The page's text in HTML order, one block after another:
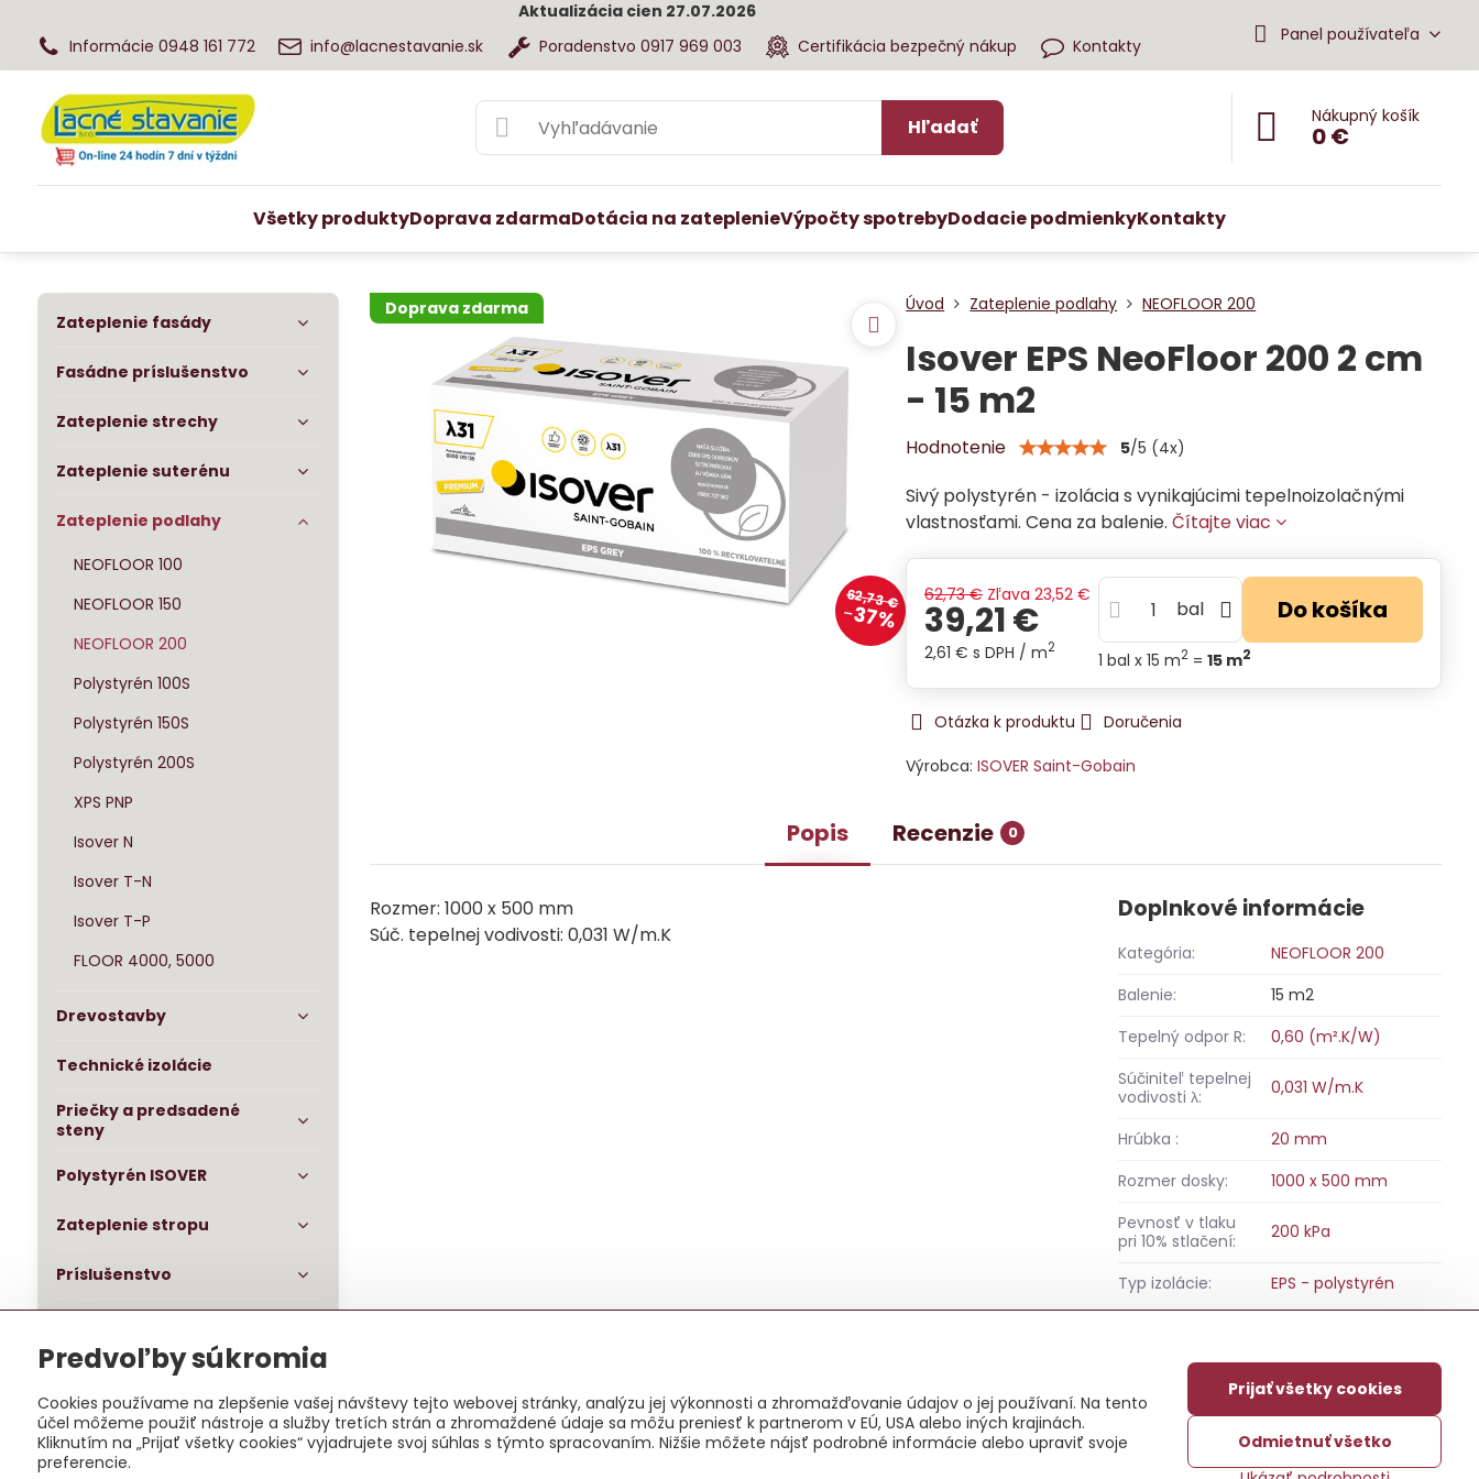
Aktualizácia cien 27.07.2026
Informácie 0948 161 772
info@lacnestavanie.sk Poradenstvo 0917 969 003 Certifikácia bezpečný nákup Kontakty
Panel používateľa
Hľadať Nákupný košík
0 €
Všetky produktyDoprava zdarmaDotácia na zateplenieVýpočty spotrebyDodacie podmienkyKontakty
Doprava zdarma
62,73 €
37%
Úvod Zateplenie podlahy NEOFLOOR 200
Isover EPS NeoFloor 200 2 cm
- 15 m2
Hodnotenie 5/5 (4x)
Sivý polystyrén - izolácia s vynikajúcimi tepelnoizolačnými
vlastnosťami. Cena za balenie.Čítajte viac
62,73 € Zľava 23,52 €
39,21 €
2,61 € s DPH / m2
bal Do košíka
1 balx 15 m2 =15 m2
Otázka k produktu
Doručenia
Výrobca:ISOVER Saint-Gobain
Popis Recenzie 0
Rozmer: 1000 x 500 mm
Súč. tepelnej vodivosti: 0,031 W/m.K
Doplnkové informácie
Kategória:
NEOFLOOR 200
Balenie:
15 m2
Tepelný odpor R:
0,60 (m².K/W)
Súčiniteľ tepelnej
vodivosti λ:
0,031 W/m.K
Hrúbka :
20 mm
Rozmer dosky:
1000 x 500 mm
Pevnosť v tlaku
pri 10% stlačení:
200 kPa
Typ izolácie: EPS - polystyrén
Zateplenie fasády
Fasádne príslušenstvo
Zateplenie strechy
Zateplenie suterénu
Zateplenie podlahy
NEOFLOOR 100
NEOFLOOR 150
NEOFLOOR 200
Polystyrén 100S
Polystyrén 150S
Polystyrén 200S
XPS PNP
Isover N
Isover T-N
Isover T-P
FLOOR 4000, 5000
Drevostavby
Technické izolácie
Priečky a predsadené
steny
Polystyrén ISOVER
Zateplenie stropu
Príslušenstvo
Baumit fasáda
Predvoľby súkromia
Cookies používame na zlepšenie vašej návštevy tejto webovej stránky, analýzu jej výkonnosti a zhromažďovanie údajov o jej používaní. Na tento
účel môžeme použiť nástroje a služby tretích strán a zhromaždené údaje sa môžu preniesť k partnerom v EÚ, USA alebo iných krajinách.
Kliknutím na „Prijať všetky cookies“ vyjadrujete svoj súhlas s týmto spracovaním. Nižšie môžete nájsť podrobné informácie alebo upraviť svoje
preferencie.
Prijať všetky cookies
Odmietnuť všetko